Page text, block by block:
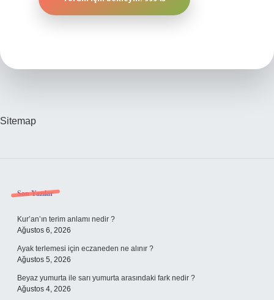
Sitemap
Sidebar
Son Yazılar
Kur’an’ın terim anlamı nedir ?
Ağustos 6, 2026
Ayak terlemesi için eczaneden ne alınır ?
Ağustos 5, 2026
Beyaz yumurta ile sarı yumurta arasındaki fark nedir ?
Ağustos 4, 2026